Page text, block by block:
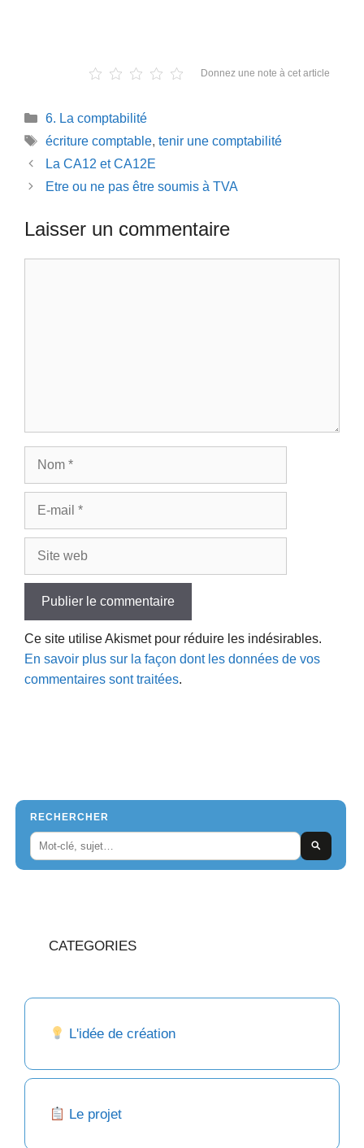
Donnez une note à cet article
Catégories
6. La comptabilité
Étiquettes
écriture comptable, tenir une comptabilité
La CA12 et CA12E
Etre ou ne pas être soumis à TVA
Laisser un commentaire
Ce site utilise Akismet pour réduire les indésirables.
En savoir plus sur la façon dont les données de vos
commentaires sont traitées.
RECHERCHER
CATEGORIES
L'idée de création
Le projet